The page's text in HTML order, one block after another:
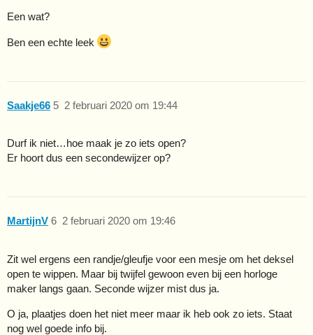
Een wat?
Ben een echte leek
Saakje66 2 februari 2020 om 19:44
5
Durf ik niet…hoe maak je zo iets open?
Er hoort dus een secondewijzer op?
MartijnV 2 februari 2020 om 19:46
6
Zit wel ergens een randje/gleufje voor een mesje om het deksel
open te wippen. Maar bij twijfel gewoon even bij een horloge
maker langs gaan. Seconde wijzer mist dus ja.
O ja, plaatjes doen het niet meer maar ik heb ook zo iets. Staat
nog wel goede info bij.